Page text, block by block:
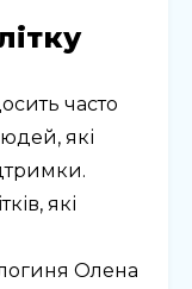
часто
які
які
Олена